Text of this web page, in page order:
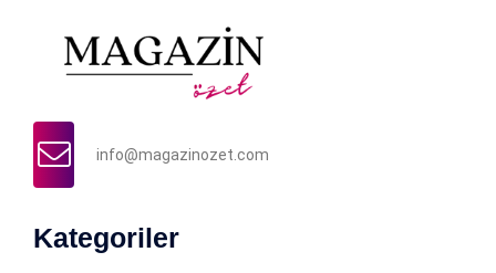
info@magazinozet.com
Kategoriler